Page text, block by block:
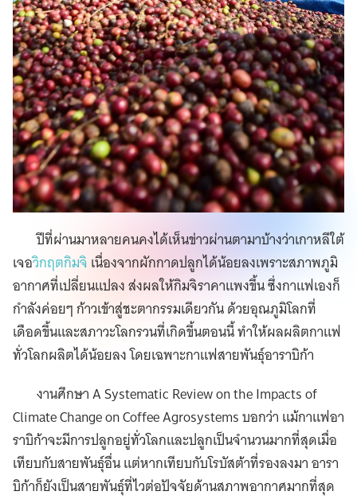
ปีที่ผ่านมาหลายคนคงได้เห็นข่าวผ่านตามาบ้างว่าเกาหลีใต้
เจอวิกฤตกิมจิ เนื่องจากผักกาดปลูกได้น้อยลงเพราะสภาพภูมิ
อากาศที่เปลี่ยนแปลง ส่งผลให้กิมจิราคาแพงขึ้น ซึ่งกาแฟเองก็
กำลังค่อยๆ ก้าวเข้าสู่ชะตากรรมเดียวกัน ด้วยอุณภูมิโลกที่
เดือดขึ้นและสภาวะโลกรวนที่เกิดขึ้นตอนนี้ ทำให้ผลผลิตกาแฟ
ทั่วโลกผลิตได้น้อยลง โดยเฉพาะกาแฟสายพันธุ์อาราบิก้า
งานศึกษา A Systematic Review on the Impacts of
Climate Change on Coffee Agrosystems บอกว่า แม้กาแฟอา
ราบิก้าจะมีการปลูกอยู่ทั่วโลกและปลูกเป็นจำนวนมากที่สุดเมื่อ
เทียบกับสายพันธุ์อื่น แต่หากเทียบกับโรบัสต้าที่รองลงมา อารา
บิก้าก็ยังเป็นสายพันธุ์ที่ไวต่อปัจจัยด้านสภาพอากาศมากที่สุด